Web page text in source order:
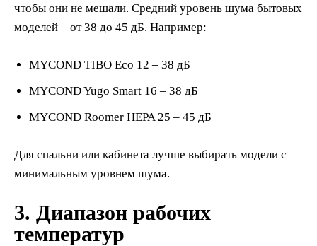
чтобы они не мешали. Средний уровень шума бытовых
моделей – от 38 до 45 дБ. Например:
MYCOND TIBO Eco 12 – 38 дБ
MYCOND Yugo Smart 16 – 38 дБ
MYCOND Roomer HEPA 25 – 45 дБ
Для спальни или кабинета лучше выбирать модели с
минимальным уровнем шума.
3. Диапазон рабочих
температур